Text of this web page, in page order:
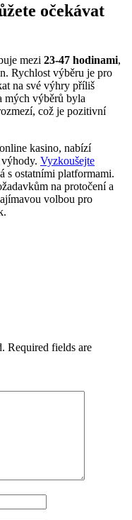
očekávat
mezi 23-47 hodinami,
Rychlost výběru je pro
na své výhry příliš
mých výběrů byla
což je pozitivní
kasino, nabízí
Vyzkoušejte
s ostatními platformami.
na protočení a
volbou pro
Required fields are